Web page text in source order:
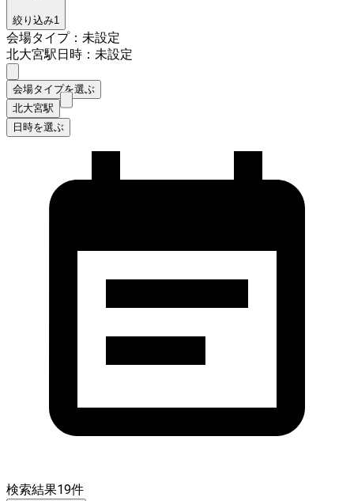
絞り込み1
会場タイプ：未設定
北大宮駅日時：未設定
会場タイプを選ぶ
北大宮駅
日時を選ぶ
検索結果19件